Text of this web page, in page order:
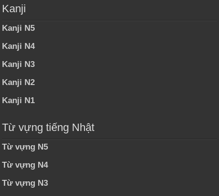
Kanji
Kanji N5
Kanji N4
Kanji N3
Kanji N2
Kanji N1
Từ vựng tiếng Nhật
Từ vựng N5
Từ vựng N4
Từ vựng N3